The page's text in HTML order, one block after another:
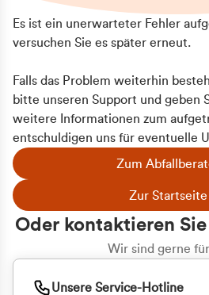
Es ist ein unerwarteter Fehler
versuchen Sie es später erneut.
Falls das Problem weiterhin
bitte unseren Support und geben
weitere Informationen zum
entschuldigen uns für eventuelle
Zum
Zur Startseite
Oder kontaktieren
Wir sind gerne
Unsere Service-Hotline